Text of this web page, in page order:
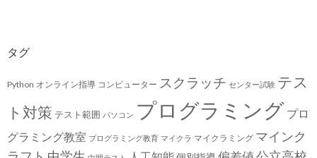
タグ
Python オンライン指導 コンピューター スクラッチ センター試験 テス
ト対策 テスト範囲 パソコン プログラミング プロ
グラミング教室 プログラミング教育 マイクラ マイクラミング マインク